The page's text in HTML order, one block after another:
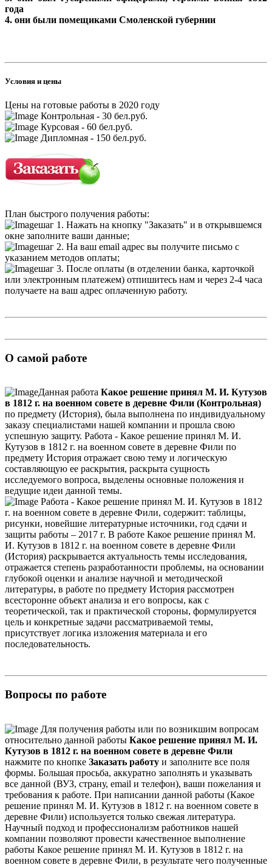
года
4. они были помещиками Смоленской губернии
Условия и цены
Цены на готовые работы в 2020 году
Контрольная - 30 бел.руб.
Курсовая - 60 бел.руб.
Дипломная - 150 бел.руб.
План быстрого получения работы:
шаг 1. Нажать на кнопку "Заказать" и в открывшемся
окне заполните ваши данные;
шаг 2. На ваш email адрес вы получите письмо с
указанием методов оплаты;
шаг 3. После оплаты (в отделении банка, карточкой
или электронным платежем) отпишитесь нам и через 2-4 часа
получаете на ваш адрес оплаченную работу.
О самой работе
Данная работа Какое решение принял М. И. Кутузов
в 1812 г. на военном совете в деревне Фили (Контрольная)
по предмету (История), была выполнена по индивидуальному
заказу специалистами нашей компании и прошла свою
успешную защиту. Работа - Какое решение принял М. И.
Кутузов в 1812 г. на военном совете в деревне Фили по
предмету История отражает свою тему и логическую
составляющую ее раскрытия, раскрыта сущность
исследуемого вопроса, выделены основные положения и
ведущие идеи данной темы.
Работа - Какое решение принял М. И. Кутузов в 1812
г. на военном совете в деревне Фили, содержит: таблицы,
рисунки, новейшие литературные источники, год сдачи и
защиты работы – 2017 г. В работе Какое решение принял М.
И. Кутузов в 1812 г. на военном совете в деревне Фили
(История) раскрывается актуальность темы исследования,
отражается степень разработанности проблемы, на основании
глубокой оценки и анализе научной и методической
литературы, в работе по предмету История рассмотрен
всесторонне объект анализа и его вопросы, как с
теоретической, так и практической стороны, формулируется
цель и конкретные задачи рассматриваемой темы,
присутствует логика изложения материала и его
последовательность.
Вопросы по работе
Для получения работы или по возникшим вопросам
относительно данной работы Какое решение принял М. И.
Кутузов в 1812 г. на военном совете в деревне Фили
нажмите по кнопке Заказать работу и заполните все поля
формы. Большая просьба, аккуратно заполнять и указывать
все данной (ВУЗ, страну, email и телефон), ваши пожелания и
требования к работе. При написании данной работы (Какое
решение принял М. И. Кутузов в 1812 г. на военном совете в
деревне Фили) используется только свежая литература.
Научный подход и профессионализм работников нашей
компании позволяют провести качественное выполнение
работы Какое решение принял М. И. Кутузов в 1812 г. на
военном совете в деревне Фили, в результате чего полученные